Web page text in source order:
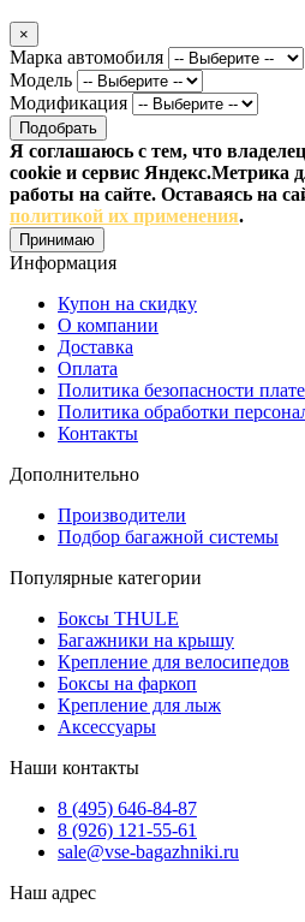
×
Марка автомобиля
Модель
Модификация
Подобрать
Я соглашаюсь с тем, что
cookie и сервис Яндекс.Метрика
работы на сайте. Оставаясь на
политикой их применения.
Принимаю
Информация
Купон на скидку
О компании
Доставка
Оплата
Политика безопасности
Политика обработки
Контакты
Дополнительно
Производители
Подбор багажной системы
Популярные категории
Боксы THULE
Багажники на крышу
Крепление для велосипедов
Боксы на фаркоп
Крепление для лыж
Аксессуары
Наши контакты
8 (495) 646-84-87
8 (926) 121-55-61
sale@vse-bagazhniki.ru
Наш адрес